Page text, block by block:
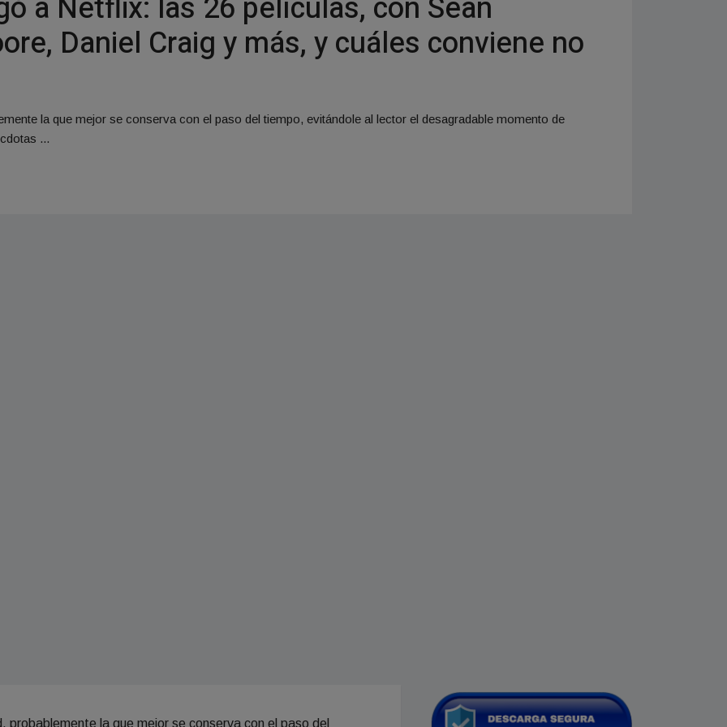
Daniel Craig y más, y cuáles conviene no
la que mejor se conserva con el paso del tiempo, evitándole al lector el desagradable momento de
...
probablemente la que mejor se conserva con el paso del